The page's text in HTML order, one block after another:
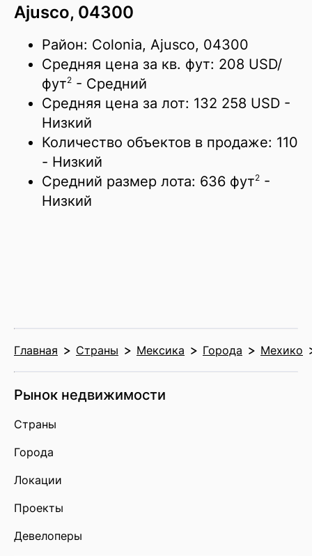
Ajusco, 04300
Район: Colonia, Ajusco, 04300
Средняя цена за кв. фут: 208 USD/
фут2 - Средний
Средняя цена за лот: 132 258 USD -
Низкий
Количество объектов в продаже: 110
- Низкий
Средний размер лота: 636 фут2 -
Низкий
Главная Страны Мексика Города Мехико
Рынок недвижимости
Страны
Города
Локации
Проекты
Девелоперы